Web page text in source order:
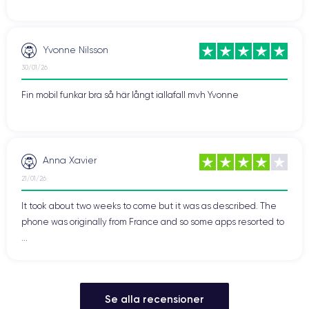
skärmarna på den aktuella marknaden.
Prestanda hos iPhone 11
omständigheter. Om du gillar att spela de senaste titlarna från
Apple Store på din telefon kommer du att bli glad. Om du använder
marknaden för videospel. Goda nyheter för mobilspelare!
Med stöd av ett batteri på 3 110 mAh, som ger den en längre
dagar utan att behöva ladda den (en dag vid intensiv
Yvonne Nilsson
30/01/26
Fin mobil funkar bra så här långt iallafall mvh Yvonne
Anna Xavier
21/01/26
It took about two weeks to come but it was as described. The
phone was originally from France and so some apps resorted to
Se alla recensioner